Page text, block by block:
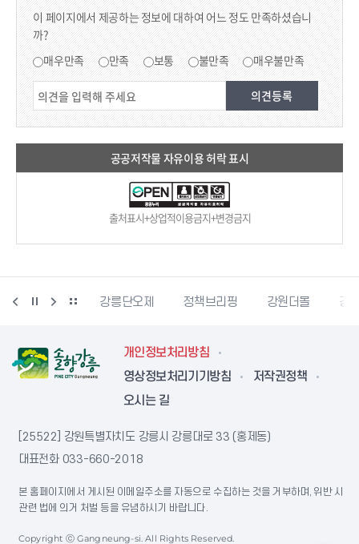
이 페이지에서 제공하는 정보에 대하여 어느 정도 만족하셨습니
까?
매우만족 만족 보통 불만족 매우불만족
공공저작물 자유이용 허락 표시
출처표시+상업적이용금지+변경금지
강릉생태관광 강릉단오제 정책브리핑 강원더몰 강
개인정보처리방침
영상정보처리기기방침
저작권정책
오시는 길
[25522] 강원특별자치도 강릉시 강릉대로 33 (홍제동)
대표전화 033-660-2018
본 홈페이지에서 게시된 이메일주소를 자동으로 수집하는 것을 거부하며, 위반 시
관련 법에 의거 처벌 등을 유념하시기 바랍니다.
Copyright ⓒ Gangneung-si. All Rights Reserved.